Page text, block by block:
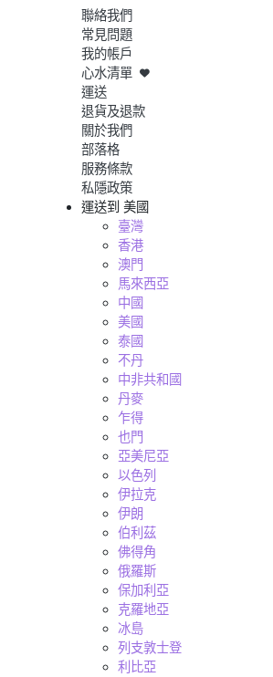
聯絡我們
常見問題
我的帳戶
心水清單
運送
退貨及退款
關於我們
部落格
服務條款
私隱政策
運送到 美國
臺灣
香港
澳門
馬來西亞
中國
美國
泰國
不丹
中非共和國
丹麥
乍得
也門
亞美尼亞
以色列
伊拉克
伊朗
伯利茲
佛得角
俄羅斯
保加利亞
克羅地亞
冰島
列支敦士登
利比亞